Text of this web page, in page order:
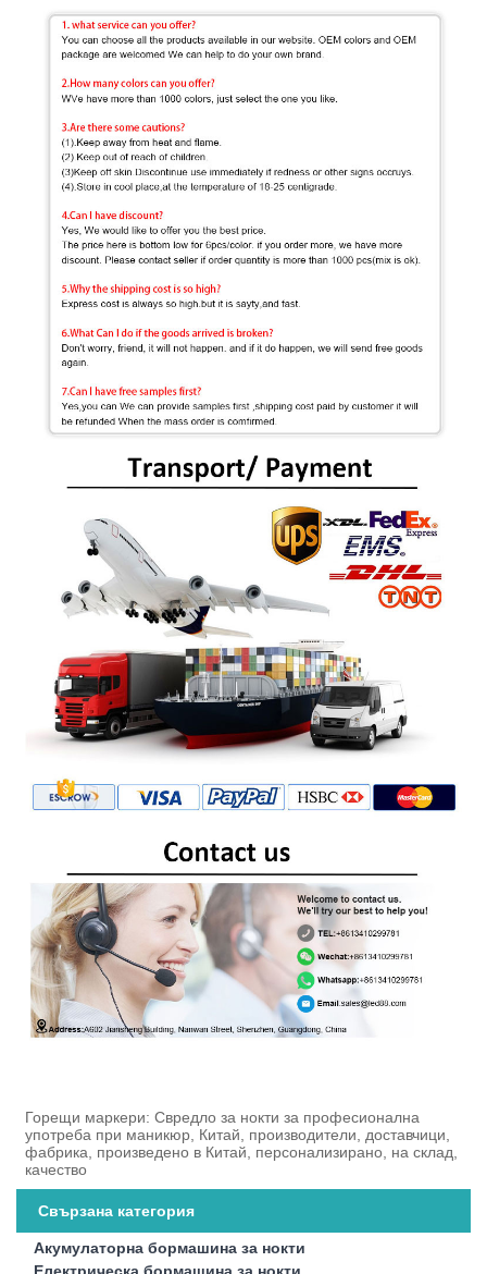
Горещи маркери: Свредло за нокти за професионална
употреба при маникюр, Китай, производители, доставчици,
фабрика, произведено в Китай, персонализирано, на склад,
качество
Свързана категория
Акумулаторна бормашина за нокти